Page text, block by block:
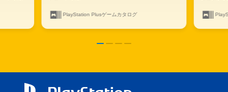
PlayStation Plusゲームカタログ